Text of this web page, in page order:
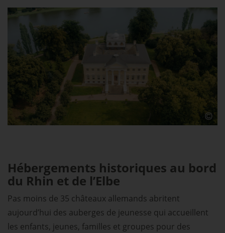
Hébergements historiques au bord
du Rhin et de l’Elbe
Pas moins de 35 châteaux allemands abritent
aujourd’hui des auberges de jeunesse qui accueillent
les enfants, jeunes, familles et groupes pour des